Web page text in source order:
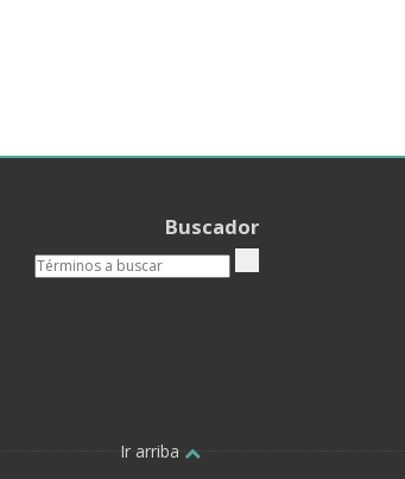
Buscador
Ir arriba